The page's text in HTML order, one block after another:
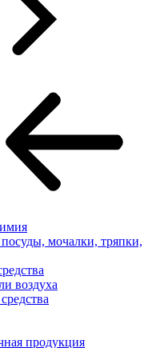
мочалки, тряпки,
воздуха
продукция